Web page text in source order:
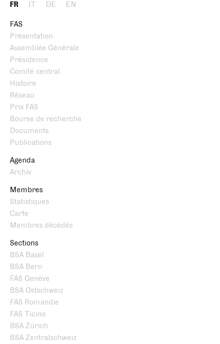
FR IT DE EN
FAS
Présentation
Assemblée Générale
Présidence
Comité central
Histoire
Réseau
Prix FAS
Bourse de recherche
Documents
Publications
Agenda
Archiv
Membres
Statistiques
Carte
Membres décédés
Sections
BSA Basel
BSA Bern
FAS Genève
BSA Ostschweiz
FAS Romandie
FAS Ticino
BSA Zürich
BSA Zentralschweiz